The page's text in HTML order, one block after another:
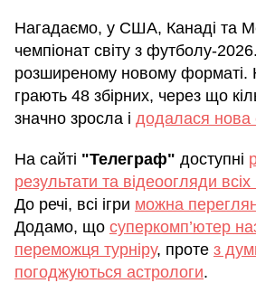
Нагадаємо, у США, Канаді та
чемпіонат світу з футболу-
розширеному новому форматі.
грають 48 збірних, через що
значно зросла і додалася нова
На сайті "Телеграф" доступні
результати та відеоогляди
До речі, всі ігри можна
Додамо, що суперкомп’ютер
переможця турніру, проте з
погоджуються астрологи.